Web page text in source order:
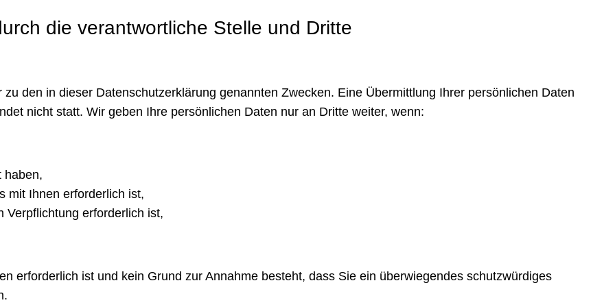
die verantwortliche Stelle und Dritte
den in dieser Datenschutzerklärung genannten Zwecken. Eine Übermittlung Ihrer persönlichen Daten
nicht statt. Wir geben Ihre persönlichen Daten nur an Dritte weiter, wenn:
haben,
mit Ihnen erforderlich ist,
Verpflichtung erforderlich ist,
erforderlich ist und kein Grund zur Annahme besteht, dass Sie ein überwiegendes schutzwürdiges